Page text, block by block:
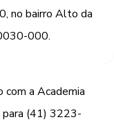
no bairro Alto da
000.
com a Academia
para (41) 3223-